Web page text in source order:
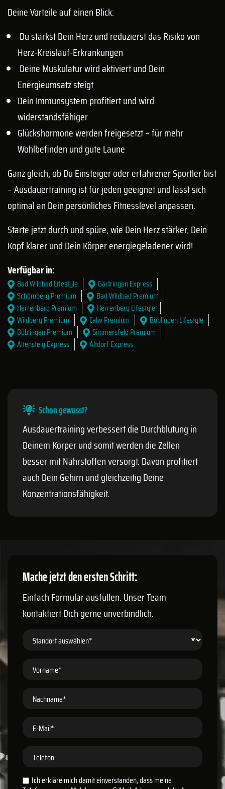
Deine Vorteile auf einen Blick:
Du stärkst Dein Herz und reduzierst das Risiko von
Herz-Kreislauf-Erkrankungen
Deine Muskulatur wird aktiviert und Dein
Energieumsatz steigt
Dein Immunsystem profitiert und wird
widerstandsfähiger
Glückshormone werden freigesetzt – für mehr
Wohlbefinden und gute Laune
Ganz gleich, ob Du Einsteiger oder erfahrener Sportler bist
– Ausdauertraining ist für jeden geeignet und lässt sich
optimal an Dein persönliches Fitnesslevel anpassen.
Starte jetzt durch und spüre, wie Dein Herz stärker, Dein
Kopf klarer und Dein Körper energiegeladener wird!
Verfügbar in:
Bad Wildbad Lifestyle
Gärtringen Express
Schömberg Premium
Bad Wildbad Premium
Herrenberg Premium
Herrenberg Lifestyle
Wildberg Premium
Calw Premium
Böblingen Lifestyle
Böblingen Premium
Simmersfeld Premium
Altensteig Express
Altdorf Express
Schon gewusst?
Ausdauertraining verbessert die Durchblutung in
Deinem Körper und somit werden die Zellen
besser mit Nährstoffen versorgt. Davon profitiert
auch Dein Gehirn und gleichzeitig Deine
Konzentrationsfähigkeit.
Mache jetzt den ersten Schritt:
Einfach Formular ausfüllen. Unser Team
kontaktiert Dich gerne unverbindlich.
Standort auswählen*
Vorname*
Nachname*
E-Mail*
Telefon
Ich erkläre mich damit einverstanden, dass meine